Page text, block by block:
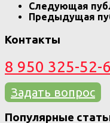
Следующая
Предыдущая
Контакты
8 950 325-52-
Задать вопрос
Популярные